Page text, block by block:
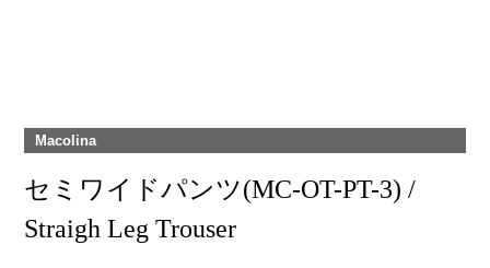
Macolina
セミワイドパンツ(MC-OT-PT-3) /
Straigh Leg Trouser